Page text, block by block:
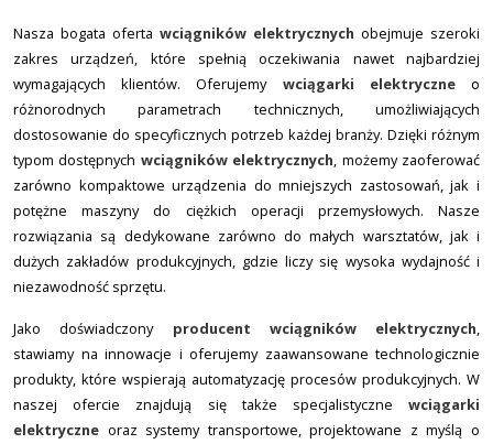
Nasza bogata oferta wciągników elektrycznych obejmuje szeroki
zakres urządzeń, które spełnią oczekiwania nawet najbardziej
wymagających klientów. Oferujemy wciągarki elektryczneo
różnorodnych parametrach technicznych, umożliwiających
dostosowanie do specyficznych potrzeb każdej branży. Dzięki różnym
typom dostępnych wciągników elektrycznych, możemy zaoferować
zarówno kompaktowe urządzenia do mniejszych zastosowań, jak i
potężne maszyny do ciężkich operacji przemysłowych. Nasze
rozwiązania są dedykowane zarówno do małych warsztatów, jak i
dużych zakładów produkcyjnych, gdzie liczy się wysoka wydajność i
niezawodność sprzętu.
Jako doświadczony producent wciągników elektrycznych,
stawiamy na innowacje i oferujemy zaawansowane technologicznie
produkty, które wspierają automatyzację procesów produkcyjnych. W
naszej ofercie znajdują się także specjalistyczne wciągarki
elektryczne oraz systemy transportowe, projektowane z myślą o